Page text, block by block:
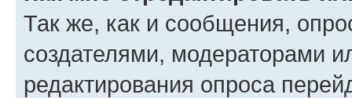
Так же, как и сообщения,
создателями, модераторами
редактирования опроса